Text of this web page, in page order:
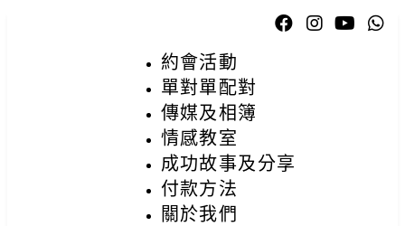
約會活動
單對單配對
傳媒及相簿
情感教室
成功故事及分享
付款方法
關於我們